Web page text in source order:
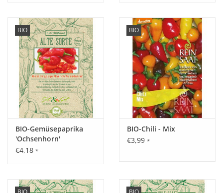
BIO
BIO-Gemüsepaprika
'Ochsenhorn'
€4,18 *
BIO
BIO-Chili - Mix
€3,99 *